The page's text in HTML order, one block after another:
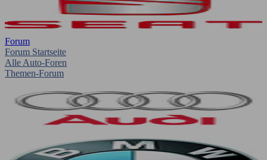
Forum
Forum Startseite
Alle Auto-Foren
Themen-Forum